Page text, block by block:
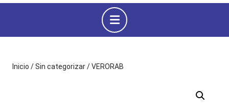
de
Inicio /Sin categorizar/ VERORAB